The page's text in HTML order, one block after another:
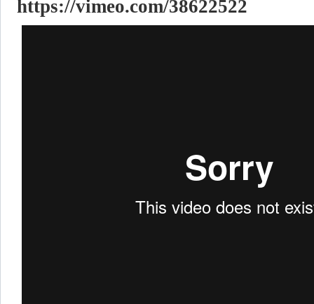
https://vimeo.com/38622522